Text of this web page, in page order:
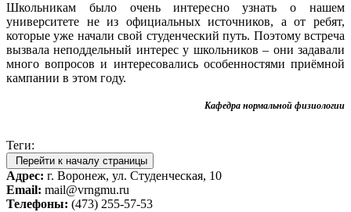
Школьникам было очень интересно узнать о нашем
университете не из официальных источников, а от ребят,
которые уже начали свой студенческий путь. Поэтому встреча
вызвала неподдельный интерес у школьников – они задавали
много вопросов и интересовались особенностями приёмной
кампании в этом году.
Кафедра нормальной физиологии
Теги:
Перейти к началу страницы
Адрес: г. Воронеж, ул. Студенческая, 10
Email: mail@vrngmu.ru
Телефоны: (473) 255-57-53